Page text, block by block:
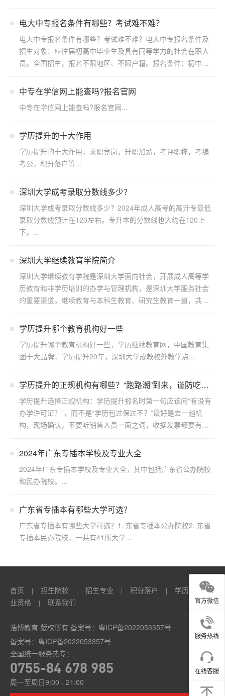
电大中专报名条件有哪些？考试难不难？
电大中专报名条件有哪些？考试难不难？电大中专报名条件及
招生对象：应往届初高中毕业生及具有同等学力的社会在职人
员。全国招生，报名不限地区、不限户籍。报名条件：初中起
中专在学信网上能查吗?报名官网
中专在学信网上能查吗?报名官网...
学历提升的十大作用
学历提升的十大作用，求职竞岗，升职加薪，考评职称，考编
考公，积分落户等...
深圳大学成考录取分数线多少？
深圳大学成考录取分数线多少？2024年成人高考的高升专最低
录取分数线预计在120左右。专升本的分数线也大约在120上
下。...
深圳大学继续教育学院简介
深圳大学继续教育学院是深圳大学面向社会，开展成人高等学
历教育和非学历培训的办学与管理机构，是深圳大学服务社会
的重要渠道。继续教育与本科生教育、研究生教育一道，共同
学历提升哪个教育机构好一些
学历提升哪个教育机构好一些，学历继续教育网，中国教育集
团十大品牌，学历提升20年，深圳大学成教校外教学点...
学历提升的正规机构有哪些？“跑路潮”到来，谨防吃
亏！
学历提升选择正规机构：学历提升报名时第一句应该问“有没有
办学许可证？”，而不是“学历包过保过不？”最好是去一趟机
构，现场确认，不要听销售人员一面之词，收据发票都要有。
2024年广东专插本学校及专业大全
2024年广东专插本学校及专业大全，其中包括广东省公办院校
和民办院校。...
广东省专插本有哪些大学可选？
广东省专插本有哪些大学可选？1. 东省专插本公办院校2. 东省
专插本民办院校，一共有41所大学...
首页 | 招生院校 | 招生专业 | 积分落户 | 学历
职
业资格
| 联系我们
浩博教育 版权所有 备案号： 粤ICP备2022053357号
备案号： 粤ICP备2022053357号
全国统一服务热专：
0755-84 678 985
周一至周日9:00 - 21:00
官方微信
服务热线
在线客服